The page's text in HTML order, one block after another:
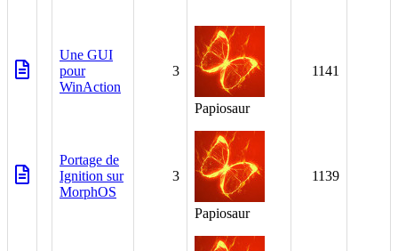
Une GUI
pour
WinAction
3
Papiosaur
1141
Portage de
Ignition sur
MorphOS
3
Papiosaur
1139